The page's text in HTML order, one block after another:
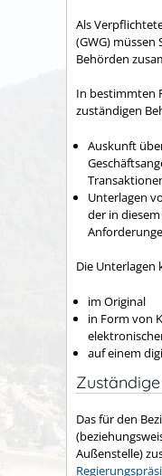
Als
(GWG)
Behörden
In bestimmten
zuständigen
Auskunft
Unterlagen
der in
Die Unterlagen
im Original
in Form von
auf einem
Das für den
Außenstelle)